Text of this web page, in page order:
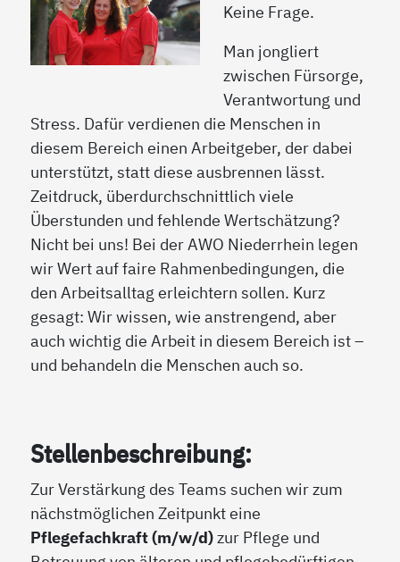
Keine Frage.
Man jongliert
zwischen Fürsorge,
Verantwortung und
Stress. Dafür verdienen die Menschen in
diesem Bereich einen Arbeitgeber, der dabei
unterstützt, statt diese ausbrennen lässt.
Zeitdruck, überdurchschnittlich viele
Überstunden und fehlende Wertschätzung?
Nicht bei uns! Bei der AWO Niederrhein legen
wir Wert auf faire Rahmenbedingungen, die
den Arbeitsalltag erleichtern sollen. Kurz
gesagt: Wir wissen, wie anstrengend, aber
auch wichtig die Arbeit in diesem Bereich ist –
und behandeln die Menschen auch so.
Stellenbeschreibung:
Zur Verstärkung des Teams suchen wir zum
nächstmöglichen Zeitpunkt eine
Pflegefachkraft (m/w/d)zur Pflege und